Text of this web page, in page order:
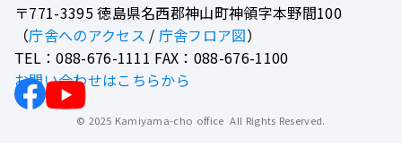
〒771-3395徳島県名西郡神山町神領字本野間100
（庁舎へのアクセス / 庁舎フロア図）
TEL：088-676-1111 FAX：088-676-1100
お問い合わせはこちらから
© 2025 Kamiyama-cho office All Rights Reserved.